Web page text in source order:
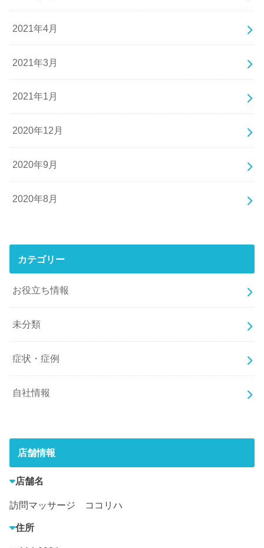
2021年4月
2021年3月
2021年1月
2020年12月
2020年9月
2020年8月
カテゴリー
お役立ち情報
未分類
症状・症例
自社情報
店舗情報
店舗名
訪問マッサージ ココリハ
住所